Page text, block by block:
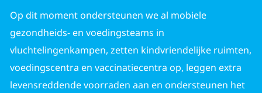
Op dit moment ondersteunen we al mobiele
gezondheids- en voedingsteams in
vluchtelingenkampen, zetten kindvriendelijke ruimten,
voedingscentra en vaccinatiecentra op, leggen extra
levensreddende voorraden aan en ondersteunen het